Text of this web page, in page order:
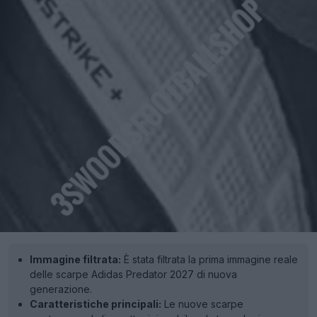
Immagine filtrata: È stata filtrata la prima immagine reale
delle scarpe Adidas Predator 2027 di nuova
generazione.
Caratteristiche principali: Le nuove scarpe